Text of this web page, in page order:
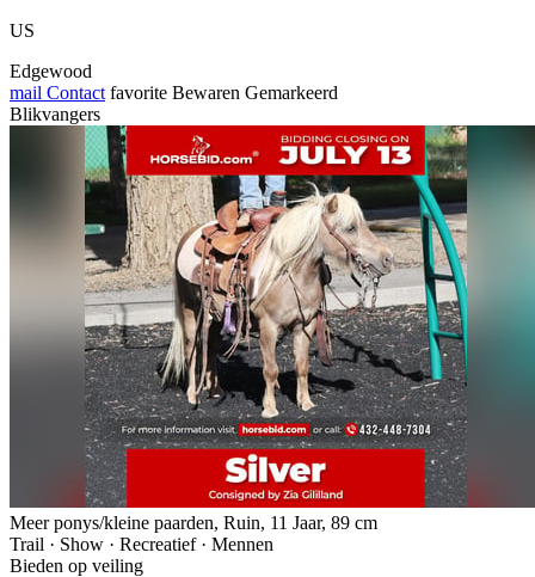
US
Edgewood
mail Contact favorite Bewaren Gemarkeerd
Blikvangers
Meer ponys/kleine paarden, Ruin, 11 Jaar, 89 cm
Trail · Show · Recreatief · Mennen
Bieden op veiling